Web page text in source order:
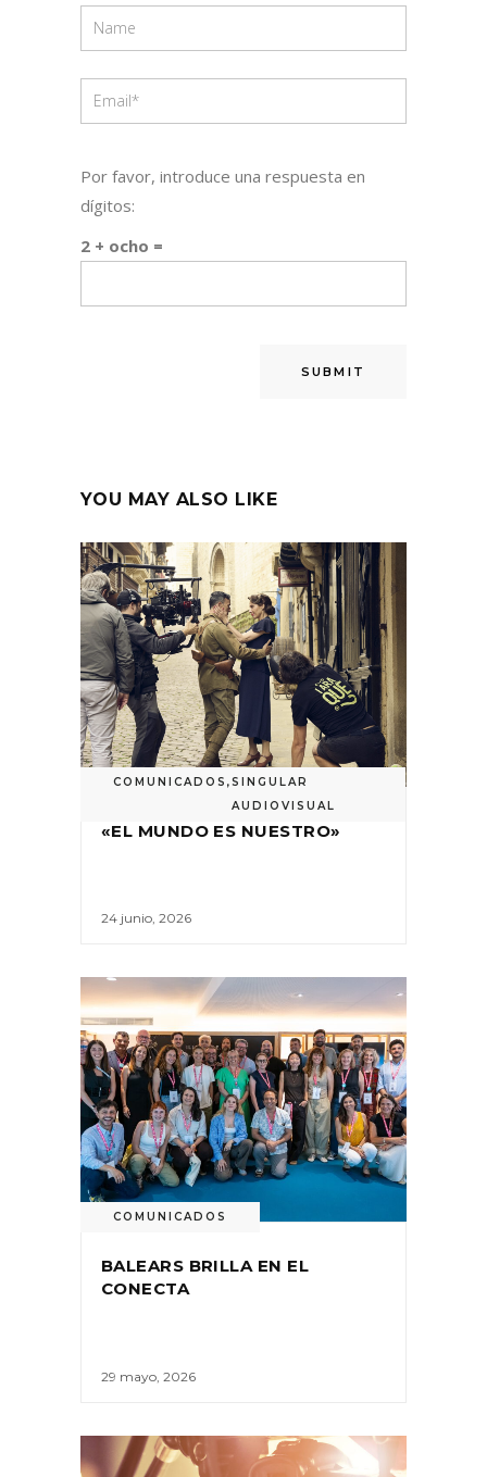
Por favor, introduce una respuesta en
dígitos:
2 + ocho =
YOU MAY ALSO LIKE
COMUNICADOS ,SINGULAR
AUDIOVISUAL
«EL MUNDO ES NUESTRO»
24 junio, 2026
COMUNICADOS
BALEARS BRILLA EN EL
CONECTA
29 mayo, 2026